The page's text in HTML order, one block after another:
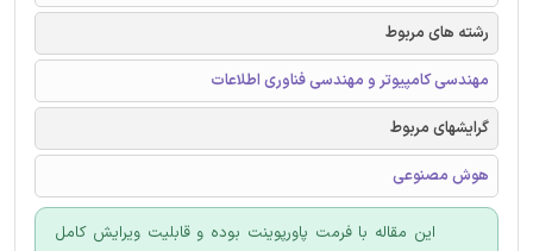
رشته های مربوط
مهندسی کامپیوتر و مهندسی فناوری اطلاعات
گرایشهای مربوط
هوش مصنوعی
این مقاله با فرمت پاورپوینت بوده و قابلیت ویرایش کامل